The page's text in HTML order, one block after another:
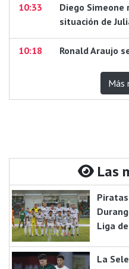
10:33
Diego Simeone
situación de
10:18 Ronald Araujo
Más
Las
Piratas
Liga
La